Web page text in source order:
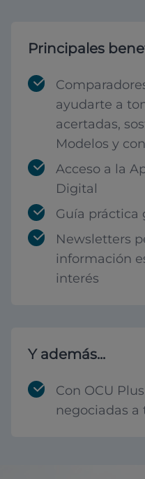
Principales
ayudarte a
acertadas,
Modelos y
Acceso a la
Digital
Guía práctica
Newsletters
información
interés
Y además...
Con OCU
negociadas a